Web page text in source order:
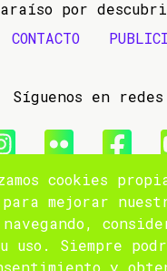
por
CONTACTO
Síguenos en redes
Que Femos
cookies
mejorar
uso. Siempre
y